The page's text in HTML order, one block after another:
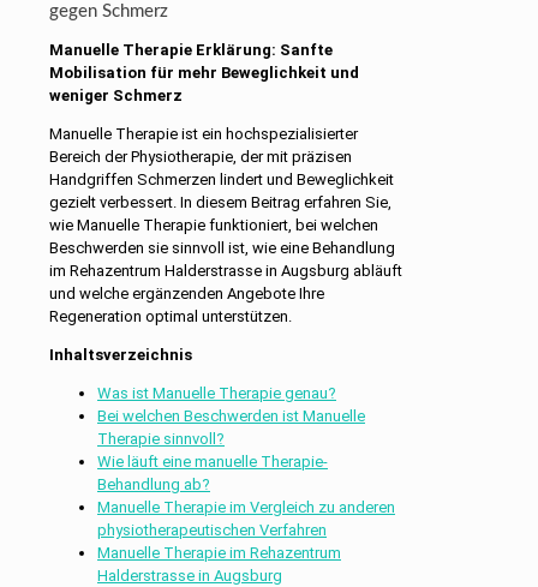
gegen Schmerz
Manuelle Therapie Erklärung: Sanfte
Mobilisation für mehr Beweglichkeit und
weniger Schmerz
Manuelle Therapie ist ein hochspezialisierter
Bereich der Physiotherapie, der mit präzisen
Handgriffen Schmerzen lindert und Beweglichkeit
gezielt verbessert. In diesem Beitrag erfahren Sie,
wie Manuelle Therapie funktioniert, bei welchen
Beschwerden sie sinnvoll ist, wie eine Behandlung
im Rehazentrum Halderstrasse in Augsburg abläuft
und welche ergänzenden Angebote Ihre
Regeneration optimal unterstützen.
Inhaltsverzeichnis
Was ist Manuelle Therapie genau?
Bei welchen Beschwerden ist Manuelle
Therapie sinnvoll?
Wie läuft eine manuelle Therapie-
Behandlung ab?
Manuelle Therapie im Vergleich zu anderen
physiotherapeutischen Verfahren
Manuelle Therapie im Rehazentrum
Halderstrasse in Augsburg